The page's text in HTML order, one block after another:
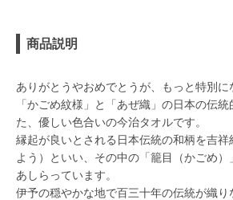
商品説明
ありがとうやおめでとうが、もっと特別に
「かごめ紋様」と「あぜ織」の日本の伝
た、優しい色合いの今治タオルです。
縁起が良いとされる日本伝統の和柄を吉
よう）といい、その中の「籠目（かごめ
あしらっています。
伊予の穏やかな地で百三十年の伝統が織